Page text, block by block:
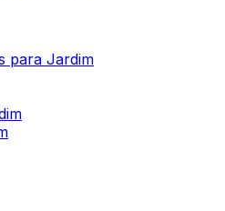
para Jardim